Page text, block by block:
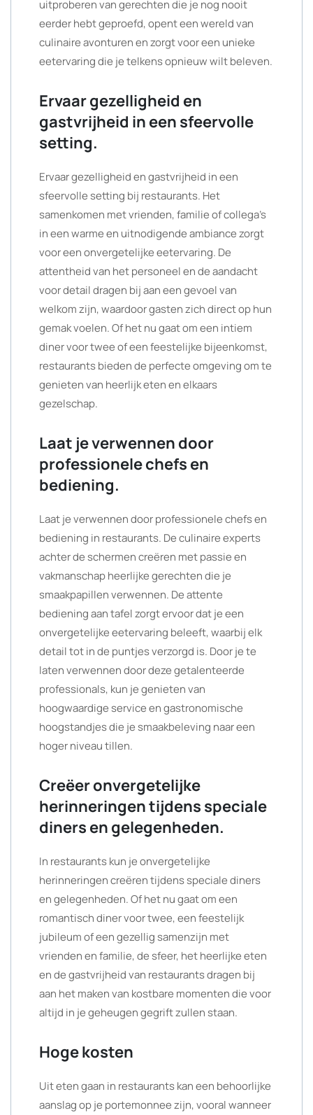
uitproberen van gerechten die je nog nooit
eerder hebt geproefd, opent een wereld van
culinaire avonturen en zorgt voor een unieke
eetervaring die je telkens opnieuw wilt beleven.
Ervaar gezelligheid en
gastvrijheid in een sfeervolle
setting.
Ervaar gezelligheid en gastvrijheid in een
sfeervolle setting bij restaurants. Het
samenkomen met vrienden, familie of collega’s
in een warme en uitnodigende ambiance zorgt
voor een onvergetelijke eetervaring. De
attentheid van het personeel en de aandacht
voor detail dragen bij aan een gevoel van
welkom zijn, waardoor gasten zich direct op hun
gemak voelen. Of het nu gaat om een intiem
diner voor twee of een feestelijke bijeenkomst,
restaurants bieden de perfecte omgeving om te
genieten van heerlijk eten en elkaars
gezelschap.
Laat je verwennen door
professionele chefs en
bediening.
Laat je verwennen door professionele chefs en
bediening in restaurants. De culinaire experts
achter de schermen creëren met passie en
vakmanschap heerlijke gerechten die je
smaakpapillen verwennen. De attente
bediening aan tafel zorgt ervoor dat je een
onvergetelijke eetervaring beleeft, waarbij elk
detail tot in de puntjes verzorgd is. Door je te
laten verwennen door deze getalenteerde
professionals, kun je genieten van
hoogwaardige service en gastronomische
hoogstandjes die je smaakbeleving naar een
hoger niveau tillen.
Creëer onvergetelijke
herinneringen tijdens speciale
diners en gelegenheden.
In restaurants kun je onvergetelijke
herinneringen creëren tijdens speciale diners
en gelegenheden. Of het nu gaat om een
romantisch diner voor twee, een feestelijk
jubileum of een gezellig samenzijn met
vrienden en familie, de sfeer, het heerlijke eten
en de gastvrijheid van restaurants dragen bij
aan het maken van kostbare momenten die voor
altijd in je geheugen gegrift zullen staan.
Hoge kosten
Uit eten gaan in restaurants kan een behoorlijke
aanslag op je portemonnee zijn, vooral wanneer